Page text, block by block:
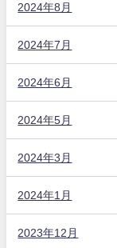
2024年8月
2024年7月
2024年6月
2024年5月
2024年3月
2024年1月
2023年12月